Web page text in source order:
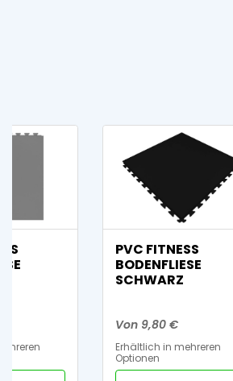
PVC FITNESS
BODENFLIESE
SCHWARZ
Von 9,80 €
Erhältlich in mehreren
Optionen